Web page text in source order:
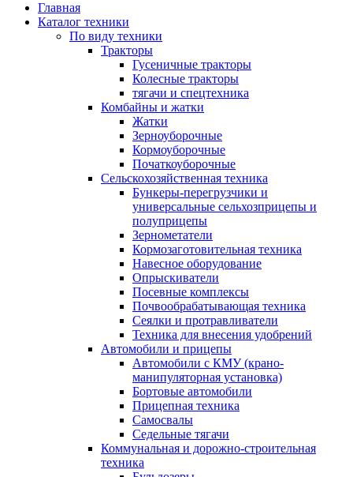
Главная
Каталог техники
По виду техники
Тракторы
Гусеничные тракторы
Колесные тракторы
тягачи и спецтехника
Комбайны и жатки
Жатки
Зерноуборочные
Кормоуборочные
Початкоуборочные
Сельскохозяйственная техника
Бункеры-перегрузчики и
универсальные сельхозприцепы и
полуприцепы
Зернометатели
Кормозаготовительная техника
Навесное оборудование
Опрыскиватели
Посевные комплексы
Почвообрабатывающая техника
Сеялки и протравливатели
Техника для внесения удобрений
Автомобили и прицепы
Автомобили с КМУ (крано-
манипуляторная установка)
Бортовые автомобили
Прицепная техника
Самосвалы
Седельные тягачи
Коммунальная и дорожно-строительная
техника